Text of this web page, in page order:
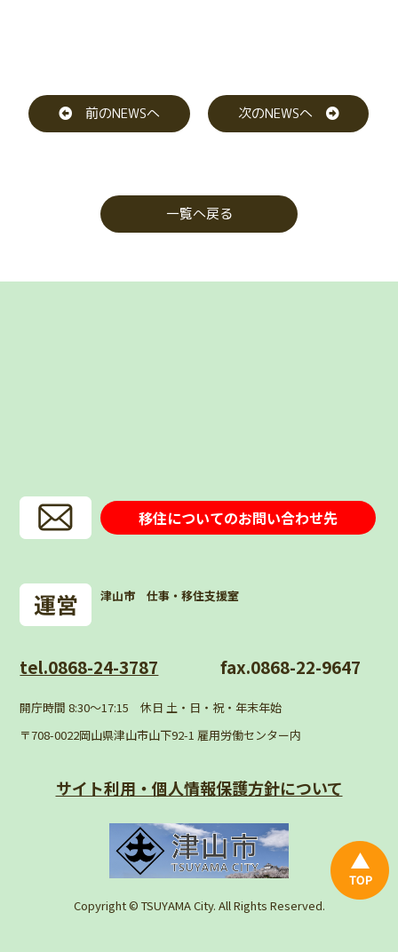
前のNEWSへ 次のNEWSへ
一覧へ戻る
移住についてのお問い合わせ先
津山市 仕事・移住支援室
tel.0868-24-3787 fax.0868-22-9647
開庁時間 8:30〜17:15 休日 土・日・祝・年末年始
〒708-0022岡山県津山市山下92-1 雇用労働センター内
サイト利用・個人情報保護方針について
Copyright © TSUYAMA City. All Rights Reserved.